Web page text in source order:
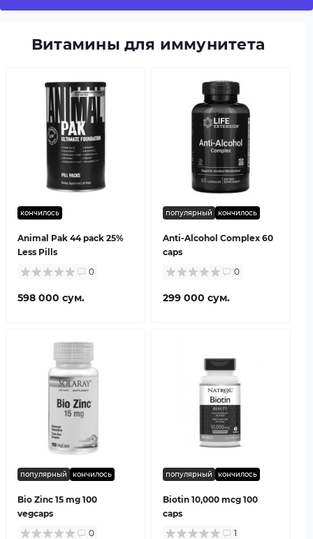
Витамины для иммунитета
кончилось
Animal Pak 44 pack 25%
Less Pills
0
598 000 сум.
популярный кончилось
Anti-Alcohol Complex 60
caps
0
299 000 сум.
популярный кончилось
Bio Zinc 15 mg 100
vegcaps
0
популярный кончилось
Biotin 10,000 mcg 100
caps
1